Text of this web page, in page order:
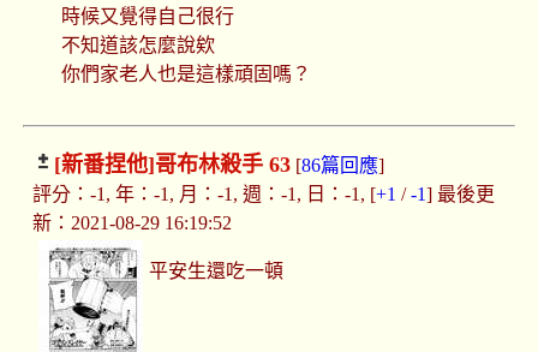
時候又覺得自己很行
不知道該怎麼說欸
你們家老人也是這樣頑固嗎？
[新番捏他]哥布林殺手 63[86篇回應]
評分：-1, 年：-1, 月：-1, 週：-1, 日：-1, [+1 /-1] 最後更
新：2021-08-29 16:19:52
平安生還吃一頓